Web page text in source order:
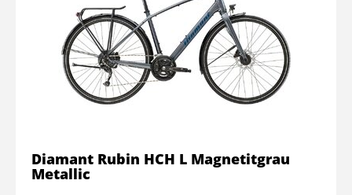
Diamant Rubin HCH L Magnetitgrau
Metallic